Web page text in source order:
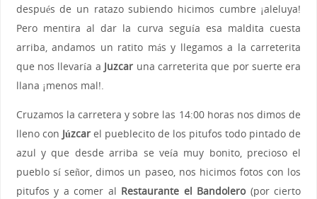
después de un ratazo subiendo hicimos cumbre ¡aleluya!
Pero mentira al dar la curva seguía esa maldita cuesta
arriba, andamos un ratito más y llegamos a la carreterita
que nos llevaría a Juzcar una carreterita que por suerte era
llana ¡menos mal!.
Cruzamos la carretera y sobre las 14:00 horas nos dimos de
lleno con Júzcarel pueblecito de los pitufos todo pintado de
azul y que desde arriba se veía muy bonito, precioso el
pueblo sí señor, dimos un paseo, nos hicimos fotos con los
pitufos y a comer al Restaurante el Bandolero (por cierto